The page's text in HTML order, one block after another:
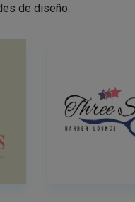
de diseño.